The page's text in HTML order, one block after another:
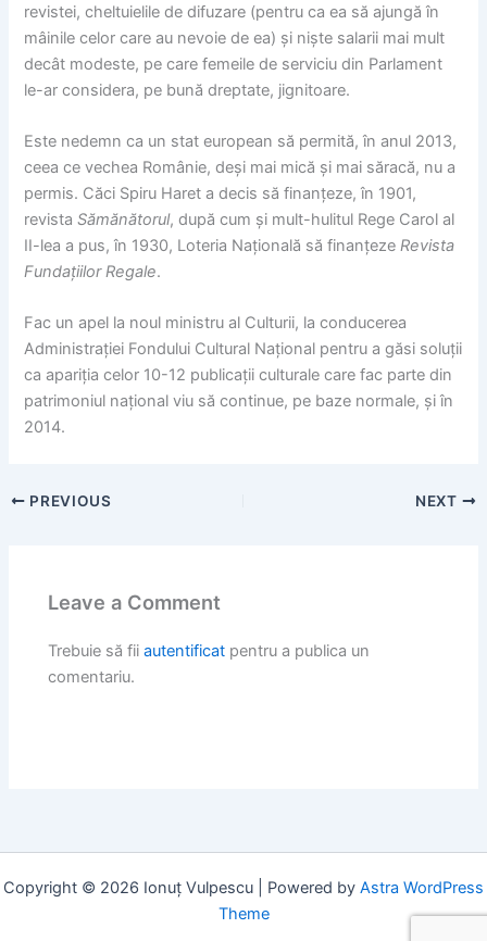
revistei, cheltuielile de difuzare (pentru ca ea să ajungă în
mâinile celor care au nevoie de ea) și niște salarii mai mult
decât modeste, pe care femeile de serviciu din Parlament
le-ar considera, pe bună dreptate, jignitoare.
Este nedemn ca un stat european să permită, în anul 2013,
ceea ce vechea Românie, deși mai mică și mai săracă, nu a
permis. Căci Spiru Haret a decis să finanțeze, în 1901,
revistaSămănătorul, după cum și mult-hulitul Rege Carol al
II-lea a pus, în 1930, Loteria Națională să finanțezeRevista
Fundațiilor Regale.
Fac un apel la noul ministru al Culturii, la conducerea
Administrației Fondului Cultural Național pentru a găsi soluții
ca apariția celor 10-12 publicații culturale care fac parte din
patrimoniul național viu să continue, pe baze normale, și în
2014.
PREVIOUS NEXT
Leave a Comment
Trebuie să fiiautentificat pentru a publica un
comentariu.
Copyright © 2026 Ionuț Vulpescu | Powered by Astra WordPress
Theme